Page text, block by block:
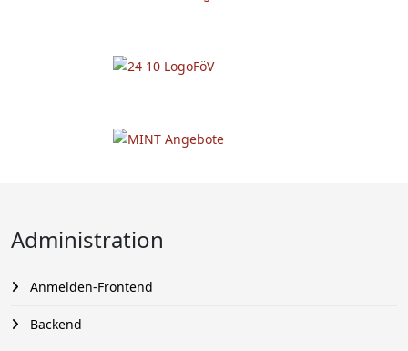
Administration
Anmelden-Frontend
Backend